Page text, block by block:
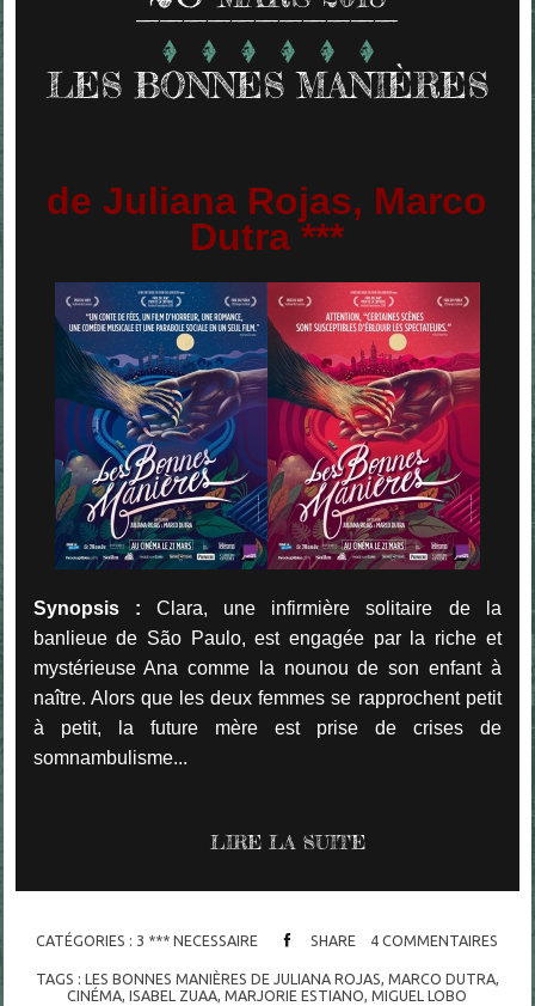
LES BONNES MANIÈRES
de Juliana Rojas, Marco
Dutra ***
Synopsis : Clara, une infirmière solitaire de la
banlieue de São Paulo, est engagée par la riche et
mystérieuse Ana comme la nounou de son enfant à
naître. Alors que les deux femmes se rapprochent petit
à petit, la future mère est prise de crises de
somnambulisme...
LIRE LA SUITE
CATÉGORIES : 3 *** NECESSAIRE SHARE 4 COMMENTAIRES
TAGS : LES BONNES MANIÈRES DE JULIANA ROJAS, MARCO DUTRA,
CINÉMA,ISABEL ZUAA,MARJORIE ESTIANO,MIGUEL LOBO